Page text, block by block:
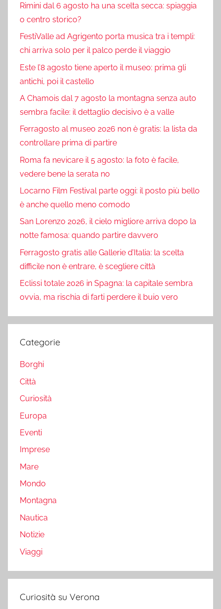
Rimini dal 6 agosto ha una scelta secca: spiaggia
o centro storico?
FestiValle ad Agrigento porta musica tra i templi:
chi arriva solo per il palco perde il viaggio
Este l’8 agosto tiene aperto il museo: prima gli
antichi, poi il castello
A Chamois dal 7 agosto la montagna senza auto
sembra facile: il dettaglio decisivo è a valle
Ferragosto al museo 2026 non è gratis: la lista da
controllare prima di partire
Roma fa nevicare il 5 agosto: la foto è facile,
vedere bene la serata no
Locarno Film Festival parte oggi: il posto più bello
è anche quello meno comodo
San Lorenzo 2026, il cielo migliore arriva dopo la
notte famosa: quando partire davvero
Ferragosto gratis alle Gallerie d’Italia: la scelta
difficile non è entrare, è scegliere città
Eclissi totale 2026 in Spagna: la capitale sembra
ovvia, ma rischia di farti perdere il buio vero
Categorie
Borghi
Città
Curiosità
Europa
Eventi
Imprese
Mare
Mondo
Montagna
Nautica
Notizie
Viaggi
Curiosità su Verona